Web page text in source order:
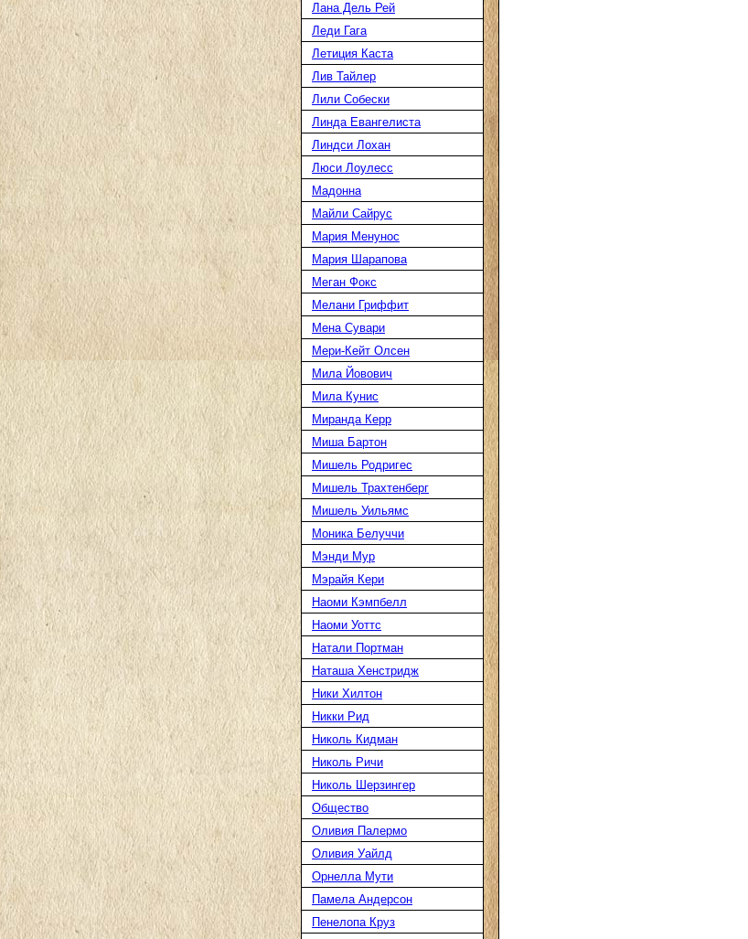
Лана Дель Рей
Леди Гага
Летиция Каста
Лив Тайлер
Лили Собески
Линда Евангелиста
Линдси Лохан
Люси Лоулесс
Мадонна
Майли Сайрус
Мария Менунос
Мария Шарапова
Меган Фокс
Мелани Гриффит
Мена Сувари
Мери-Кейт Олсен
Мила Йовович
Мила Кунис
Миранда Керр
Миша Бартон
Мишель Родригес
Мишель Трахтенберг
Мишель Уильямс
Моника Белуччи
Мэнди Мур
Мэрайя Кери
Наоми Кэмпбелл
Наоми Уоттс
Натали Портман
Наташа Хенстридж
Ники Хилтон
Никки Рид
Николь Кидман
Николь Ричи
Николь Шерзингер
Общество
Оливия Палермо
Оливия Уайлд
Орнелла Мути
Памела Андерсон
Пенелопа Круз